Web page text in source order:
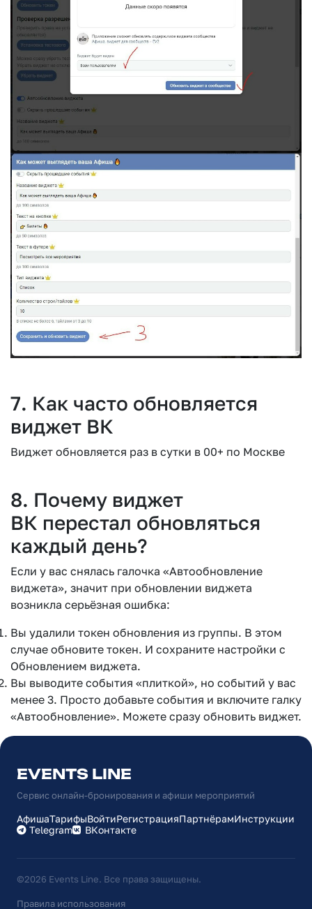
7. Как часто обновляется
виджет ВК
Виджет обновляется раз в сутки в 00+ по Москве
8. Почему виджет
ВК перестал обновляться
каждый день?
Если у вас снялась галочка «Автообновление
виджета», значит при обновлении виджета
возникла серьёзная ошибка:
Вы удалили токен обновления из группы. В этом
случае обновите токен. И сохраните настройки с
Обновлением виджета.
Вы выводите события «плиткой», но событий у вас
менее 3. Просто добавьте события и включите галку
«Автообновление». Можете сразу обновить виджет.
EVENTS LINE
Сервис онлайн-бронирования и афиши мероприятий
АфишаТарифыВойтиРегистрацияПартнёрамИнструкции
Telegram
ВКонтакте
©2026 Events Line. Все права защищены.
Правила использования